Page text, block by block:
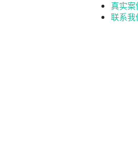
真实案
联系我